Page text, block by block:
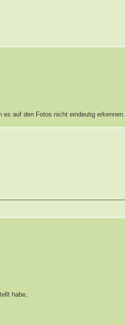
es auf den Fotos nicht eindeutig erkennen.
habe,